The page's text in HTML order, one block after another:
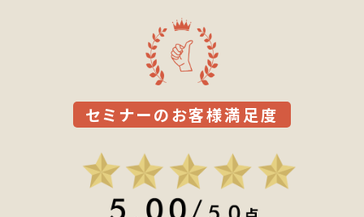
セミナーのお客様満足度